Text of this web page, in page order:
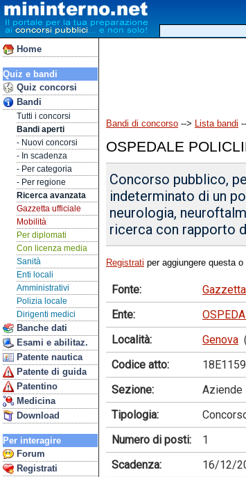
Home
Quiz e bandi
Quiz concorsi
Bandi
Tutti i concorsi
Bandi aperti
- Nuovi concorsi
- In scadenza
- Per categoria
- Per regione
Ricerca avanzata
Gazzetta ufficiale
Mobilità
Per diplomati
Con licenza media
Sanità
Enti locali
Amministrativi
Polizia locale
Dirigenti medici
Banche dati
Esami e abilitaz.
Patente nautica
Patente di guida
Patentino
Medicina
Download
Per interagire
Forum
Registrati
Bandi di concorso --> Lista bandi
OSPEDALE
Concorso pubblico,
indeterminato di un
neurologia,
ricerca con rapporto
Registrati per aggiungere questa
Fonte:
Ente:
Località:
Genova
Codice atto:
Sezione:
Aziende
Tipologia:
Numero di posti:
1
Scadenza:
16/12/